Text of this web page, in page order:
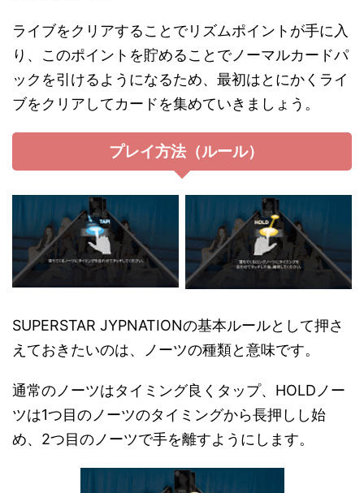
ライブをクリアすることでリズムポイントが手に入
り、このポイントを貯めることでノーマルカードパ
ックを引けるようになるため、最初はとにかくライ
ブをクリアしてカードを集めていきましょう。
プレイ方法（ルール）
SUPERSTAR JYPNATIONの基本ルールとして押さ
えておきたいのは、ノーツの種類と意味です。
通常のノーツはタイミング良くタップ、HOLDノー
ツは1つ目のノーツのタイミングから長押しし始
め、2つ目のノーツで手を離すようにします。